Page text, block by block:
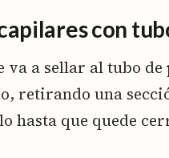
con
va a sellar al tubo
retirando una
hasta que quede